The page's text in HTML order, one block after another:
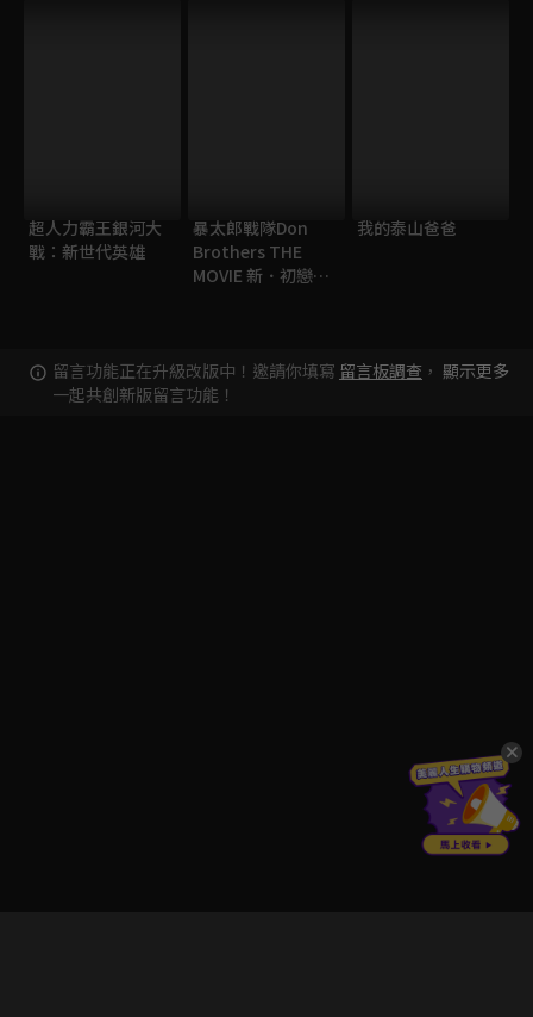
超人力霸王銀河大
戰：新世代英雄
暴太郎戰隊Don
Brothers THE
MOVIE 新．初戀英
我的泰山爸爸
留言功能正在升級改版中！邀請你填寫 留言板調查 ，
一起共創新版留言功能！
顯示更多